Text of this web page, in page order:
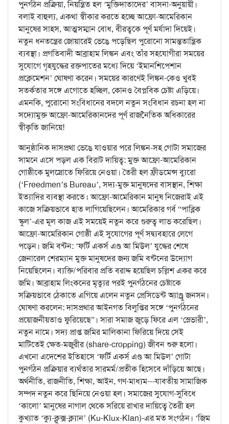
পুনর্গঠন প্রক্রিয়া, নিয়ন্ত্রিত হল ‘মুক্তিদাতাদের’ বাসনা-অনুয়ায়ী।
বলাই বাহুল্য, একথা স্বীকার করতে হচ্ছে আফ্রো-আমেরিকান
মানুষের সাহস, আত্মসম্মান বোধ, বীরত্বকে পূর্ণ মর্যাদা দিয়েই।
নতুন ধনতন্ত্রের জোয়ারেই ভেঙে পড়েছিল পুরোনো সামন্ততান্ত্রিক
ব্যবস্থা। প্রগতিবাদী আব্রাহাম লিঙ্কন এবং তাঁর সহযোগীরা সময়ের
সুযোগে গৃহযুদ্ধের রক্তপাতের মধ্যে দিয়ে ‘ইমানশিপেশান
প্রক্লেমেশন’ ঘোষণা করেন। সময়ের কারণেই লিঙ্কন-কেও খুবই
সতর্কতার সঙ্গে এগোতে হচ্ছিল, কোনও বৈপ্লবিক চেষ্টা এড়িয়ে।
এমনকি, পুরোনো সংবিধানের বদলে নতুন সংবিধান রচনা হল না
সদ্যোমুক্ত আফ্রো-আমেরিকানদের পূর্ণ রাজনৈতিক অধিকারের
স্বীকৃতি জানিয়ে!
আনুষ্ঠানিক দাসপ্রথা ভেঙে যাওয়ার পরে লিঙ্কন-সহ গোটা সমাজের
সামনে এসে পড়ল এক বিরাট দায়িত্ব: মুক্ত আফ্রো-আমেরিকান
গোষ্ঠীকে মুলস্রোতে ফিরিয়ে নেওয়া। তৈরী হল ফ্রীডমেন্স ব্যুরো
(‘Freedmen’s Bureau’, সদ্য-মুক্ত মানুষদের বাসস্থান, শিক্ষা
ইত্যাদির ব্যবস্থা করতে। আফ্রো-আমেরিকান মানুষ নিজেরাই এই
কাজে সক্রিয়ভাবে হাত লাগিয়েছিলেন। আমেরিকার গর্ব “পাব্লিক
স্কুল’-এর মূল কাজ এই সময়েই নতুন করে গুরুত্ব লাভ করেছিল।
আফ্রো-আমেরিকান গোষ্ঠী এই সুযোগের পূর্ণ সদ্ব্যবহারে লেগে
পড়েন। জমি বন্টন: ‘ফর্টি একর্স এণ্ড আ মিউল’ যুদ্ধের শেষে
জেনারেল শেরম্যান মুক্ত মানুষদের জন্য জমি বন্টনের উদ্যোগ
নিয়েছিলেন। ব্যক্তি/পরিবার প্রতি বরাদ্দ হয়েছিল চল্লিশ একর করে
জমি। আব্রাহাম লিংকনের মৃত্যুর পরই পুনর্গঠনের চেষ্টাকে
সক্রিয়ভাবে ঠেকাতে এগিয়ে এলেন নতুন প্রেসিডেন্ট অ্যাণ্ড্রু জনসন।
ঘোষণা করলেন: দাসপ্রথার আইনগত বিলুপ্তির সঙ্গে ‘পুনর্গঠনের
প্রয়োজনীয়তাও ফুরিয়েছে”। সারা সমাজ জুড়ে ফিরে এল ‘স্লেভারী’,
নতুন নামে। সদ্য প্রাপ্ত জমির মালিকানা ফিরিয়ে দিয়ে সেই
মাটিতেই ক্ষেত-মজুরীর (share-cropping) জীবন শুরু হলো।
এখনো এদেশের ইতিহাসে ‘ফর্টি একর্স এণ্ড আ মিউল’ গোটা
পুনর্গঠন প্রক্রিয়ার ব্যর্থতার সারমর্ম/প্রতীক হিসেবে দাঁড়িয়ে আছে।
অর্থনীতি, রাজনীতি, শিক্ষা, আইন, গণ-মাধ্যম---যাবতীয় সামাজিক
সম্পদ নতুন করে ছিনিয়ে নেওয়া হল। সমাজের সুযোগ-সুবিধে
‘কালো’ মানুষের নাগাল থেকে সরিয়ে রাখার দায়িত্বে তৈরী হল
কুখ্যাত ‘ক্যু-ক্লুক্স-ক্ল্যান’ (Ku-Klux-Klan)-এর মত সংগঠন। ‘জিম